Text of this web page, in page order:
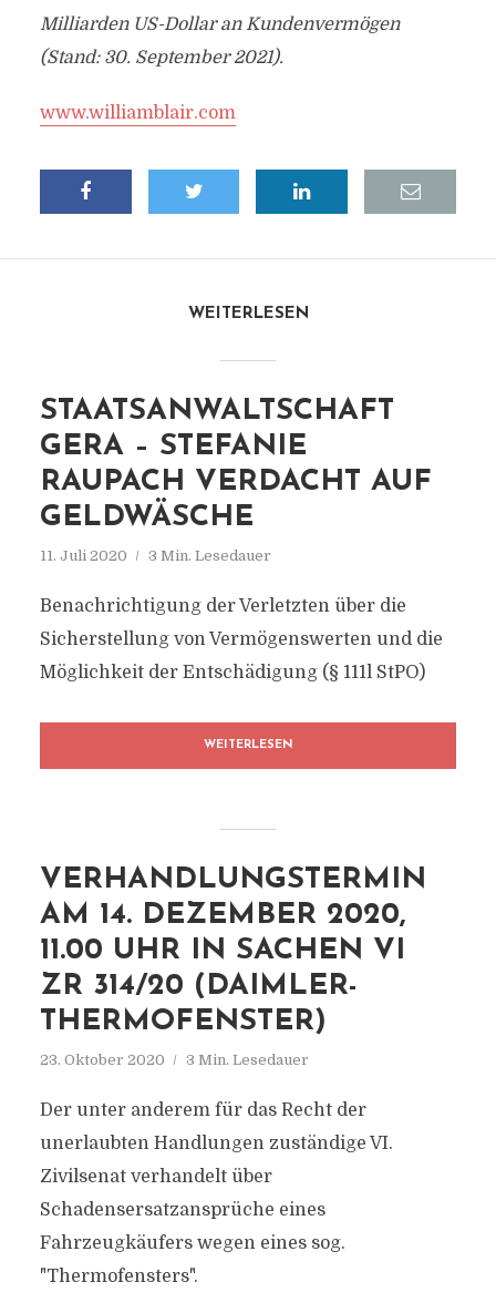
Milliarden US-Dollar an Kundenvermögen
(Stand: 30. September 2021).
www.williamblair.com
WEITERLESEN
STAATSANWALTSCHAFT
GERA – STEFANIE
RAUPACH VERDACHT AUF
GELDWÄSCHE
11. Juli 2020 3 Min. Lesedauer
Benachrichtigung der Verletzten über die
Sicherstellung von Vermögenswerten und die
Möglichkeit der Entschädigung (§ 111l StPO)
WEITERLESEN
VERHANDLUNGSTERMIN
AM 14. DEZEMBER 2020,
11.00 UHR IN SACHEN VI
ZR 314/20 (DAIMLER-
THERMOFENSTER)
23. Oktober 2020 3 Min. Lesedauer
Der unter anderem für das Recht der
unerlaubten Handlungen zuständige VI.
Zivilsenat verhandelt über
Schadensersatzansprüche eines
Fahrzeugkäufers wegen eines sog.
"Thermofensters".